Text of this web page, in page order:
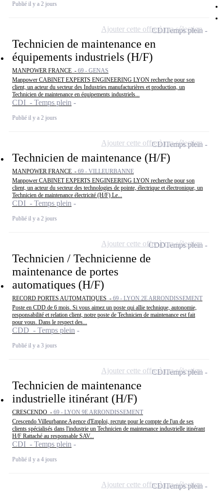
Publié il y a 2 jours
Technicien de maintenance en
équipements industriels (H/F)
MANPOWER FRANCE - 69 - GENAS
Manpower CABINET EXPERTS ENGINEERING LYON recherche pour son
client, un acteur du secteur des Industries manufacturières et production, un
Technicien de maintenance en équipements industriels...
CDI - Temps plein
Publié il y a 2 jours
CDITemps plein
Ajouter cette offre à ma sélection
Technicien de maintenance (H/F)
MANPOWER FRANCE - 69 - VILLEURBANNE
Manpower CABINET EXPERTS ENGINEERING LYON recherche pour son
client, un acteur du secteur des technologies de pointe, électrique et électronique, un
Technicien de maintenance électricité (H/F) Le...
CDI - Temps plein
Publié il y a 2 jours
CDITemps plein
Ajouter cette offre à ma sélection
Technicien / Technicienne de
maintenance de portes
automatiques (H/F)
RECORD PORTES AUTOMATIQUES - 69 - LYON 2E ARRONDISSEMENT
Poste en CDD de 6 mois. Si vous aimez un poste qui allie technique, autonomie,
responsabilité et relation client, notre poste de Technicien de maintenance est fait
pour vous. Dans le respect des...
CDD - Temps plein
Publié il y a 3 jours
CDDTemps plein
Ajouter cette offre à ma sélection
Technicien de maintenance
industrielle itinérant (H/F)
CRESCENDO - 69 - LYON 9E ARRONDISSEMENT
Crescendo Villeurbanne Agence d'Emploi, recrute pour le compte de l'un de ses
clients spécialisés dans l'industrie un Technicien de maintenance industrielle itinérant
H/F Rattaché au responsable SAV...
CDI - Temps plein
Publié il y a 4 jours
CDITemps plein
Ajouter cette offre à ma sélection
CDITemps plein
Ajouter cette offre à ma sélection